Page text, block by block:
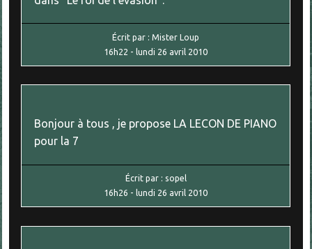
Écrit par :Mister Loup
16h22 -lundi 26 avril 2010
Bonjour à tous , je propose LA LECON DE PIANO
pour la 7
Écrit par : sopel
16h26 - lundi 26 avril 2010